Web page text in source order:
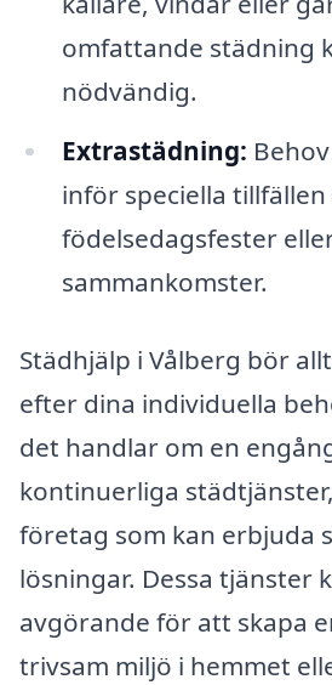
omfattande städning
nödvändig.
Extrastädning:
inför speciella tillfällen
födelsedagsfester
sammankomster.
Städhjälp i Vålberg bör
efter dina individuella
det handlar om en
kontinuerliga
företag som kan erbjuda
lösningar. Dessa tjänster
avgörande för att skapa
trivsam miljö i hemmet